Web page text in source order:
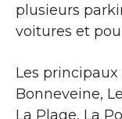
plusieurs
voitures et
Les
Bonneveine,
La Plage, La